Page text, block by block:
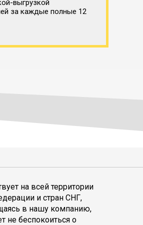
выгрузкой
за каждые полные 12
на всей территории
и стран СНГ,
в нашу компанию,
не беспокоиться о